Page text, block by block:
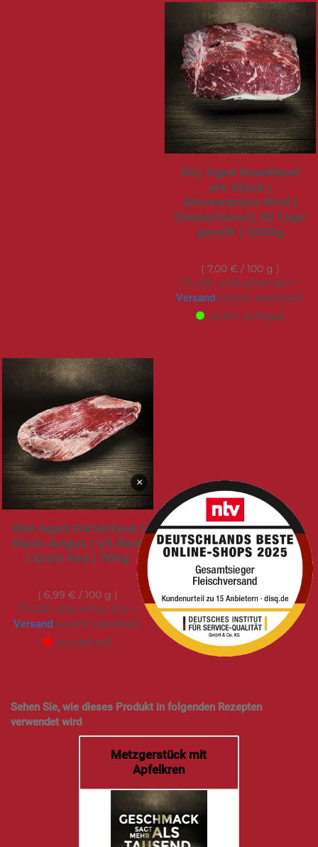
Dry Aged Roastbeef
am Stück |
Simmentaler Rind |
Deutschland | 30 Tage
gereift | 1.000g
7,00 € / 100 g
7% USt. sind schon drin –
Versand kommt obendrauf.
sofort verfügbar
Wet Aged Flanksteak |
Black-Angus | US-Beef
| Grain Fed | 700g
6,99 € / 100 g
7% USt. sind schon drin –
Versand kommt obendrauf.
ausverkauft
Sehen Sie, wie dieses Produkt in folgenden Rezepten
verwendet wird
Metzgerstück mit
Apfelkren
×